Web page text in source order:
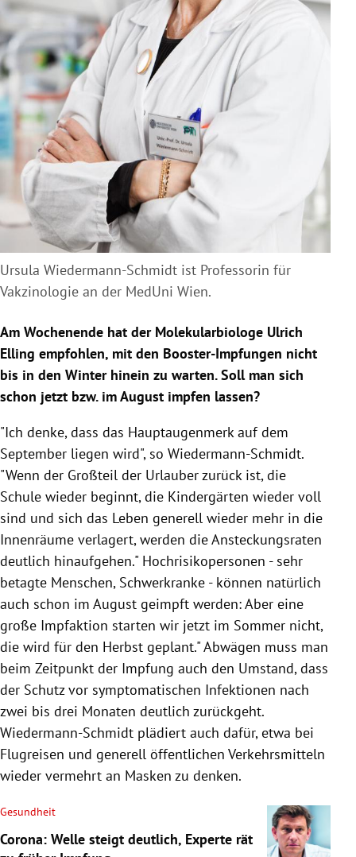
Ursula Wiedermann-Schmidt ist Professorin für
Vakzinologie an der MedUni Wien.
Am Wochenende hat der Molekularbiologe Ulrich
Elling empfohlen, mit den Booster-Impfungen nicht
bis in den Winter hinein zu warten. Soll man sich
schon jetzt bzw. im August impfen lassen?
"Ich denke, dass das Hauptaugenmerk auf dem
September liegen wird", so Wiedermann-Schmidt.
"Wenn der Großteil der Urlauber zurück ist, die
Schule wieder beginnt, die Kindergärten wieder voll
sind und sich das Leben generell wieder mehr in die
Innenräume verlagert, werden die Ansteckungsraten
deutlich hinaufgehen." Hochrisikopersonen - sehr
betagte Menschen, Schwerkranke - können natürlich
auch schon im August geimpft werden: Aber eine
große Impfaktion starten wir jetzt im Sommer nicht,
die wird für den Herbst geplant." Abwägen muss man
beim Zeitpunkt der Impfung auch den Umstand, dass
der Schutz vor symptomatischen Infektionen nach
zwei bis drei Monaten deutlich zurückgeht.
Wiedermann-Schmidt plädiert auch dafür, etwa bei
Flugreisen und generell öffentlichen Verkehrsmitteln
wieder vermehrt an Masken zu denken.
Gesundheit
Corona: Welle steigt deutlich, Experte rät